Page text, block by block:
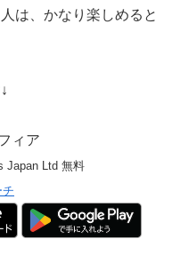
は、かなり楽しめると
ィア
Japan Ltd 無料
チ